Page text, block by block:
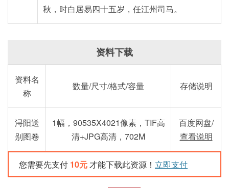
秋，时白居易四十五岁，任江州司马。
资料下载
资料名
称
数量/尺寸/格式/容量 存储说明
浔阳送
别图卷
1幅，90535X4021像素，TIF高
清+JPG高清，702M
百度网盘/
查看说明
您需要先支付 10元才能下载此资源！ 立即支付